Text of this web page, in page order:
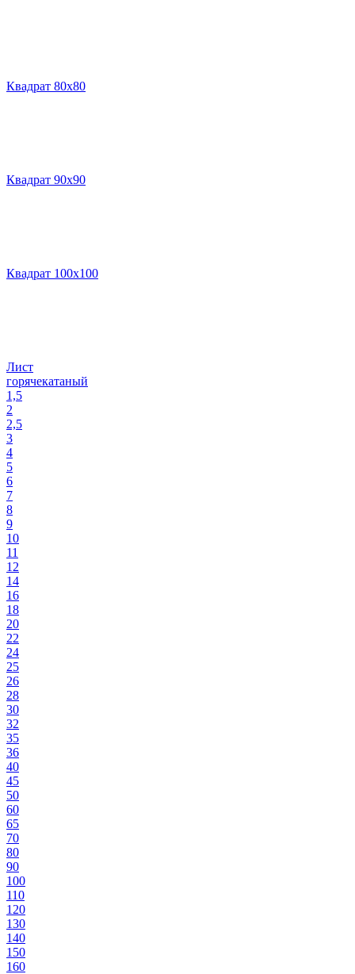
Квадрат 80х80
Квадрат 90х90
Квадрат 100х100
Лист
горячекатаный
1,5
2
2,5
3
4
5
6
7
8
9
10
11
12
14
16
18
20
22
24
25
26
28
30
32
35
36
40
45
50
60
65
70
80
90
100
110
120
130
140
150
160